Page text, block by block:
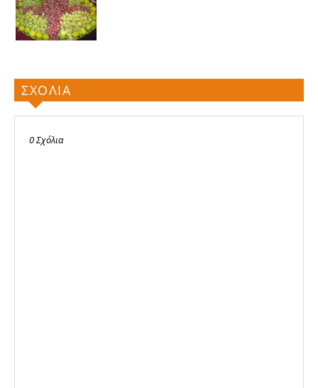
ΣΧΟΛΙΑ
0 Σχόλια